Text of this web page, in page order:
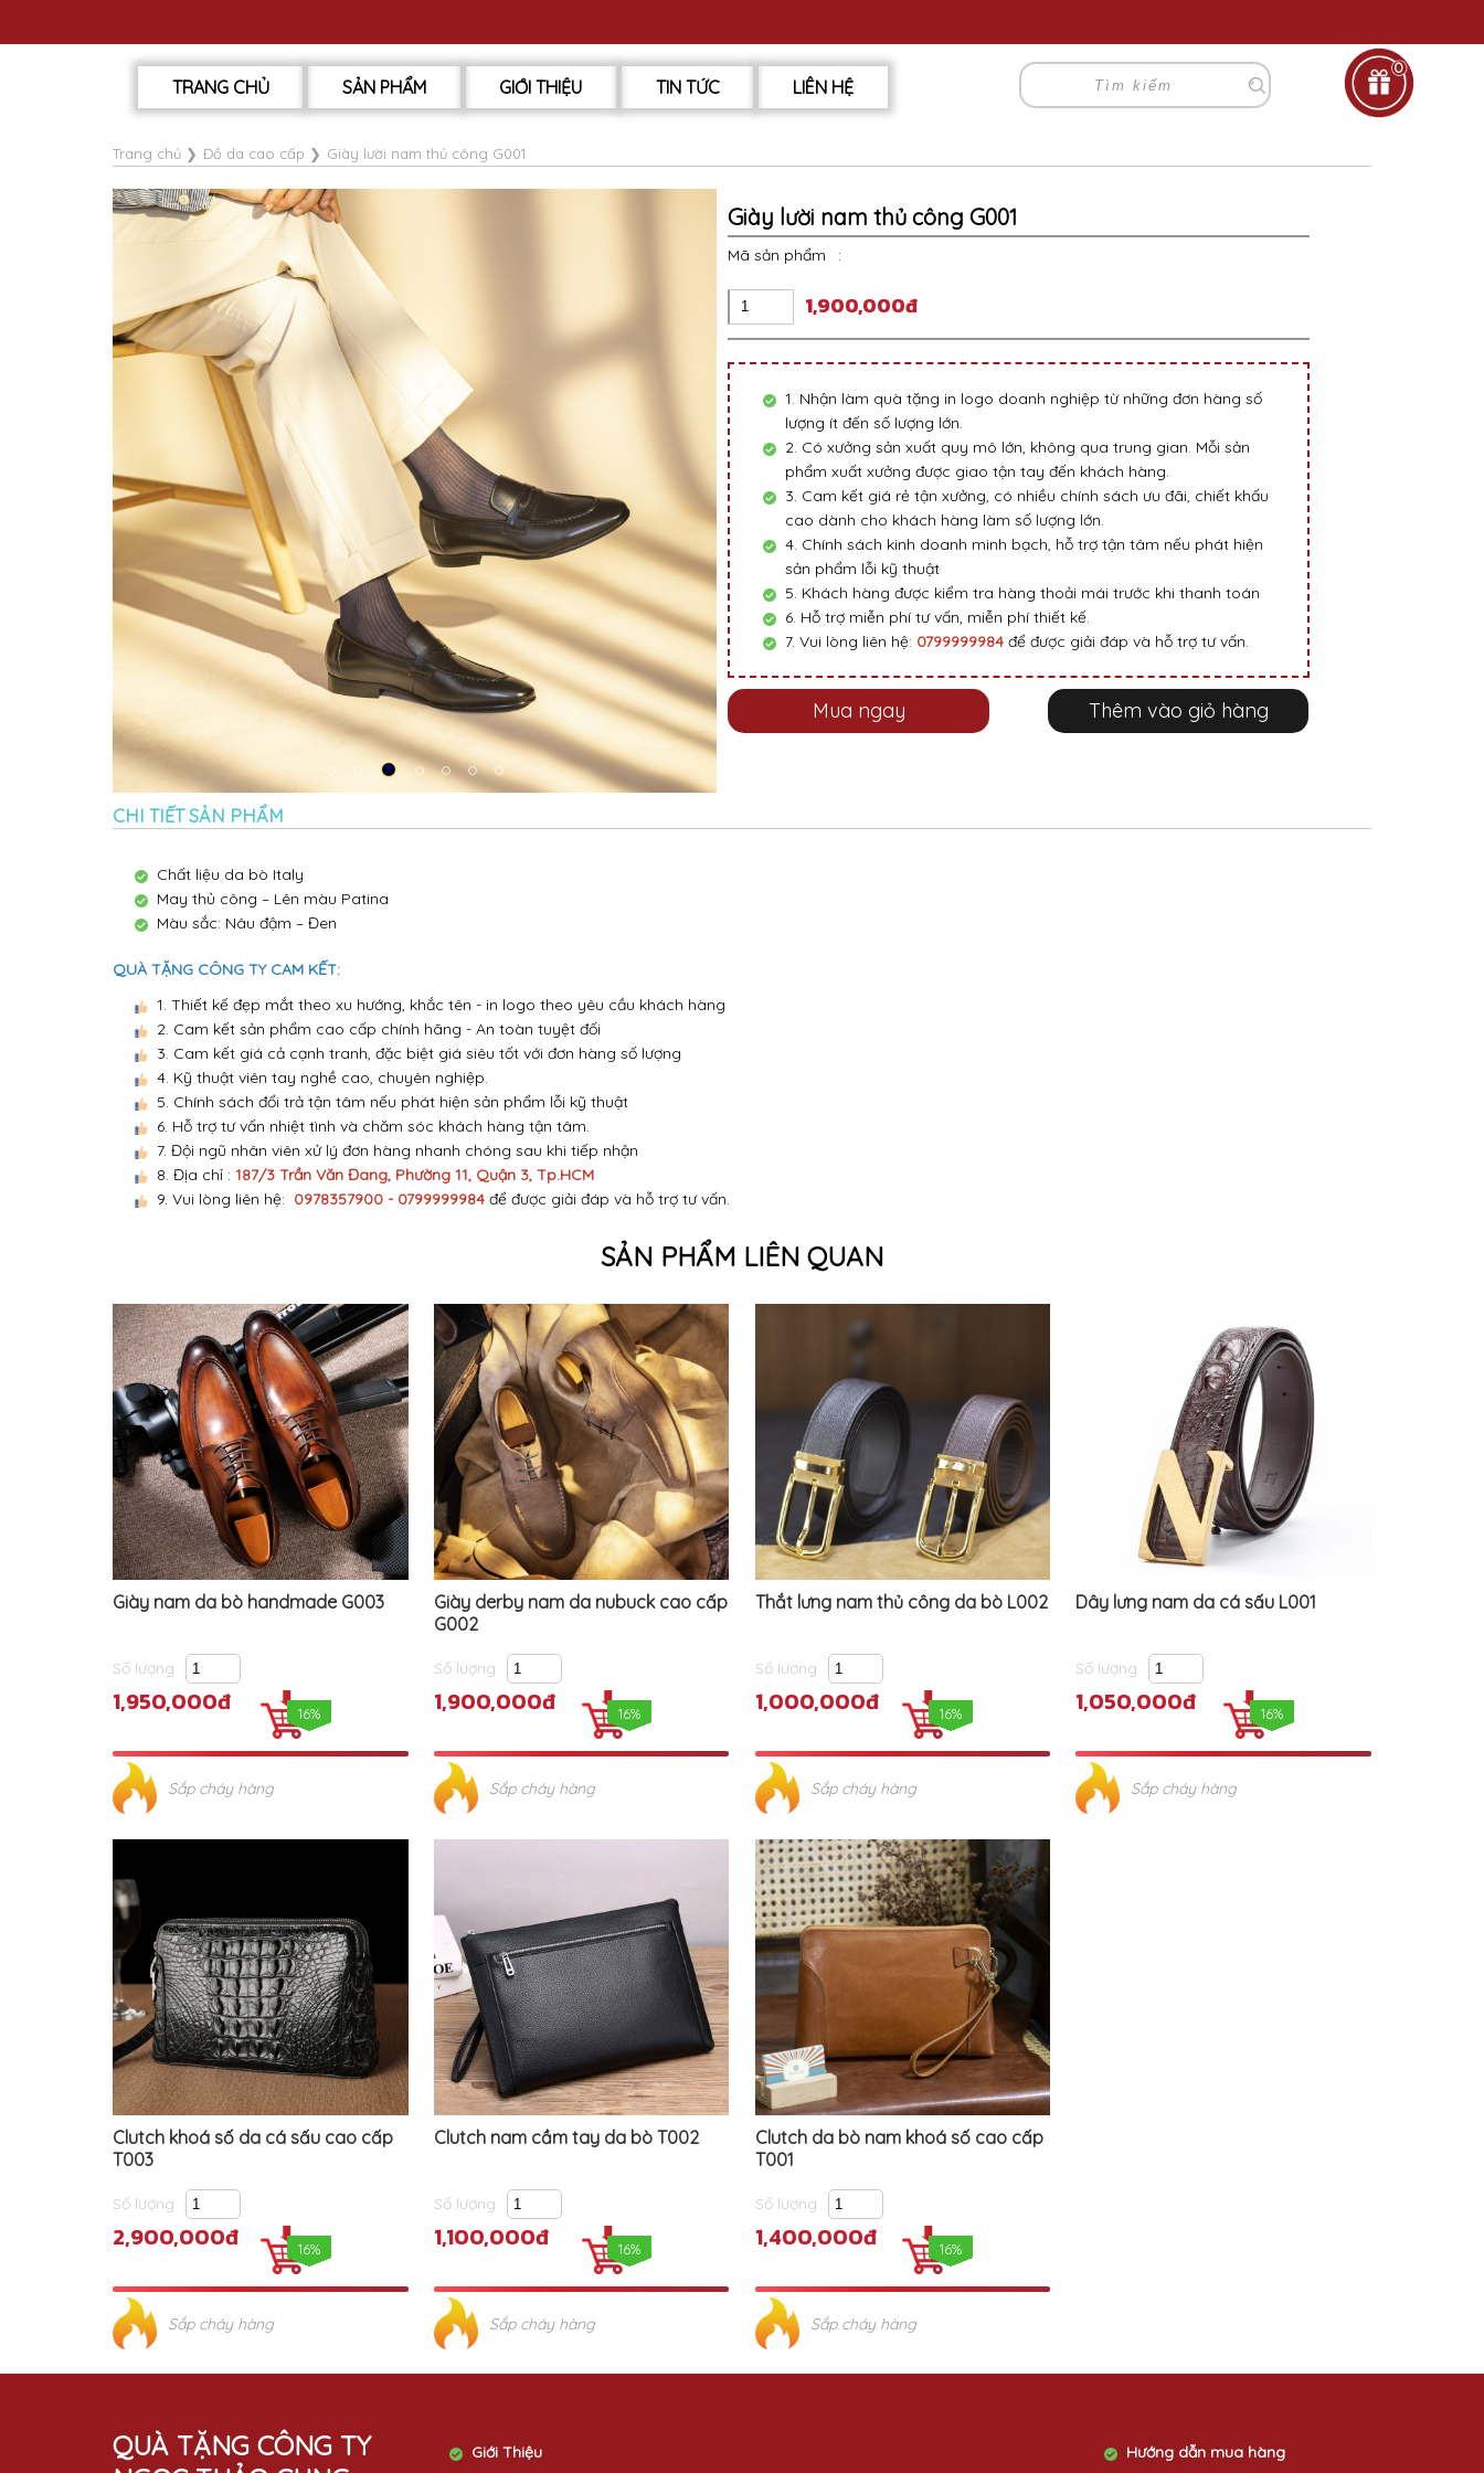
TRANG CHỦ SẢN PHẨM GIỚI THIỆU TIN TỨC LIÊN HỆ
0
Trang chủ ❯ Đồ da cao cấp ❯ Giày lười nam thủ công G001
Giày lười nam thủ công G001
Mã sản phẩm :
1,900,000đ
1. Nhận làm quà tặng in logo doanh nghiệp từ những đơn hàng số
lượng ít đến số lượng lớn.
2. Có xưởng sản xuất quy mô lớn, không qua trung gian. Mỗi sản
phẩm xuất xưởng được giao tận tay đến khách hàng.
3. Cam kết giá rẻ tận xưởng, có nhiều chính sách ưu đãi, chiết khấu
cao dành cho khách hàng làm số lượng lớn.
4. Chính sách kinh doanh minh bạch, hỗ trợ tận tâm nếu phát hiện
sản phẩm lỗi kỹ thuật
5. Khách hàng được kiểm tra hàng thoải mái trước khi thanh toán
6. Hỗ trợ miễn phí tư vấn, miễn phí thiết kế.
7. Vui lòng liên hệ: 0799999984để được giải đáp và hỗ trợ tư vấn.
Thêm vào giỏ hàng
Mua ngay
CHI TIẾT SẢN PHẨM
Chất liệu da bò Italy
May thủ công – Lên màu Patina
Màu sắc: Nâu đậm – Đen
QUÀ TẶNG CÔNG TY CAM KẾT:
1. Thiết kế đẹp mắt theo xu hướng, khắc tên - in logo theo yêu cầu khách hàng
2. Cam kết sản phẩm cao cấp chính hãng - An toàn tuyệt đối
3. Cam kết giá cả cạnh tranh, đặc biệt giá siêu tốt với đơn hàng số lượng
4. Kỹ thuật viên tay nghề cao, chuyên nghiệp.
5. Chính sách đổi trả tận tâm nếu phát hiện sản phẩm lỗi kỹ thuật
6. Hỗ trợ tư vấn nhiệt tình và chăm sóc khách hàng tận tâm.
7. Đội ngũ nhân viên xử lý đơn hàng nhanh chóng sau khi tiếp nhận
8. Địa chỉ : 187/3 Trần Văn Đang, Phường 11, Quận 3, Tp.HCM
9. Vui lòng liên hệ: 0978357900 - 0799999984 để được giải đáp và hỗ trợ tư vấn.
SẢN PHẨM LIÊN QUAN
Giày nam da bò handmade G003
Số lượng
1,950,000đ 16%
Sắp cháy hàng
Giày derby nam da nubuck cao cấp
G002
Số lượng
1,900,000đ 16%
Sắp cháy hàng
Thắt lưng nam thủ công da bò L002
Số lượng
1,000,000đ 16%
Sắp cháy hàng
Dây lưng nam da cá sấu L001
Số lượng
1,050,000đ 16%
Sắp cháy hàng
Clutch khoá số da cá sấu cao cấp
T003
Số lượng
2,900,000đ 16%
Sắp cháy hàng
Clutch nam cầm tay da bò T002
Số lượng
1,100,000đ 16%
Sắp cháy hàng
Clutch da bò nam khoá số cao cấp
T001
Số lượng
1,400,000đ 16%
Sắp cháy hàng
QUÀ TẶNG CÔNG TY
Giới Thiệu Hướng dẫn mua hàng